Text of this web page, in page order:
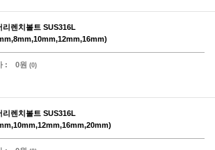
리렌치볼트 SUS316L
: 0원 (0)
리렌치볼트 SUS316L